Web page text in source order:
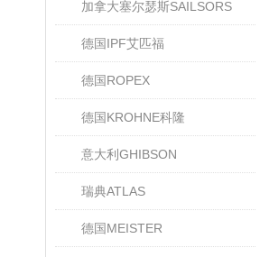
加拿大塞尔瑟斯SAILSORS
德国IPF艾匹福
德国ROPEX
德国KROHNE科隆
意大利GHIBSON
瑞典ATLAS
德国MEISTER